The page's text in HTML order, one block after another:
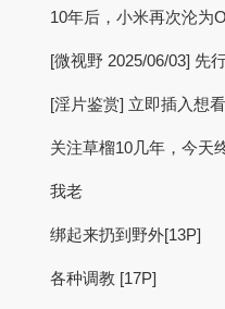
10年后，小米再次沦为
[微视野 2025/06/03] 先
[淫片鉴赏] 立即插入想
关注草榴10几年，今天
我老
绑起来扔到野外[13P]
各种调教 [17P]